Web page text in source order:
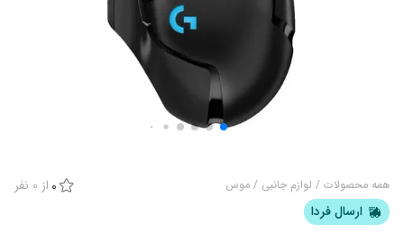
همه محصولات / لوازم جانبی / موس 0 از 0 نفر
ارسال فردا